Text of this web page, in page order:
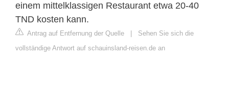
einem mittelklassigen Restaurant etwa 20-40
TND kosten kann.
Antrag auf Entfernung der Quelle
Sehen Sie sich die
vollständige Antwort auf schauinsland-reisen.de an